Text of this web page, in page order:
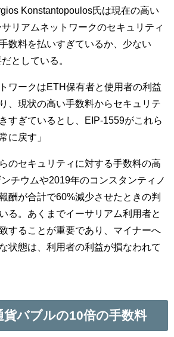
Konstantopoulos氏は現在の高い
リアムネットワークのセキュリティ
数料を払いすぎているか、少ない
としている。
ワークはETH保有者と使用者の利益
、現状の高い手数料からセキュリテ
すぎているとし、EIP-1559がこれら
に戻す」
のセキュリティに対する手数料の高
チウムや2019年のコンスタンティノ
酬が合計で60%減少させたときの判
る。あくまでイーサリアム利用者と
することが重要であり、マイナーへ
状態は、利用者の利益が損なわれて
貨バブルの10倍の手数料